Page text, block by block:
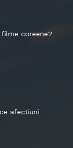
coreene?
afectiuni